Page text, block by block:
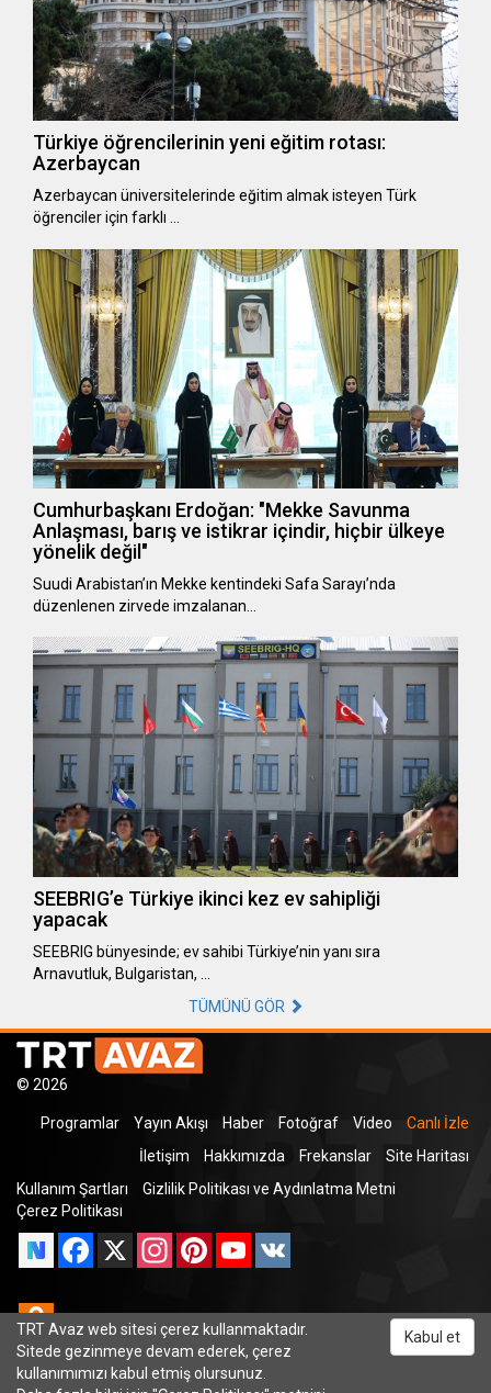
Türkiye öğrencilerinin yeni eğitim rotası:
Azerbaycan
Azerbaycan üniversitelerinde eğitim almak isteyen Türk
öğrenciler için farklı …
Cumhurbaşkanı Erdoğan: "Mekke Savunma
Anlaşması, barış ve istikrar içindir, hiçbir ülkeye
yönelik değil"
Suudi Arabistan’ın Mekke kentindeki Safa Sarayı’nda
düzenlenen zirvede imzalanan…
SEEBRIG’e Türkiye ikinci kez ev sahipliği
yapacak
SEEBRIG bünyesinde; ev sahibi Türkiye’nin yanı sıra
Arnavutluk, Bulgaristan, …
TÜMÜNÜ GÖR
© 2026
Programlar Yayın Akışı Haber Fotoğraf Video
Canlı İzle
İletişim
Hakkımızda Frekanslar
Site Haritası
Kullanım Şartları
Gizlilik Politikası ve Aydınlatma Metni
Çerez Politikası
Facebook
X InstagramPinterestYouTube
Odnoklassniki
TRT Avaz web sitesi çerez kullanmaktadır.
Sitede gezinmeye devam ederek, çerez
kullanımımızı kabul etmiş olursunuz.
Kabul et